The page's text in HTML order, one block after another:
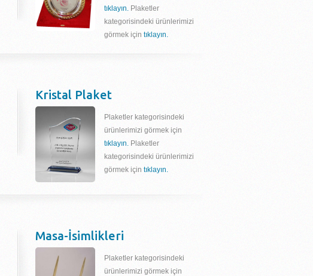
tıklayın. Plaketler
kategorisindeki ürünlerimizi
görmek için tıklayın.
Kristal Plaket
Plaketler kategorisindeki
ürünlerimizi görmek için
tıklayın. Plaketler
kategorisindeki ürünlerimizi
görmek için tıklayın.
Masa-İsimlikleri
Plaketler kategorisindeki
ürünlerimizi görmek için